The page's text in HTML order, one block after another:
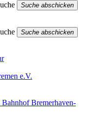
Suche abschicken
Suche abschicken
e.V.
Bremerhaven-